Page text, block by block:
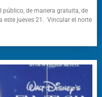
público, de manera gratuita, de
este jueves 21. Vincular el norte